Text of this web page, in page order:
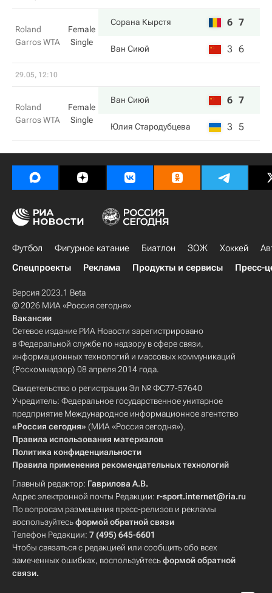
Roland
Garros WTA
Female
Single
Сорана Кырстя 6 7
Ван Сиюй 3 6
29.05, 12:10
Roland
Garros WTA
Female
Single
Ван Сиюй 6 7
Юлия Стародубцева 3 5
Футбол Фигурное катание Биатлон ЗОЖ Хоккей
Спецпроекты
Реклама Продукты и сервисы Пресс-
Версия 2023.1 Beta
© 2026 МИА «Россия сегодня»
Вакансии
Сетевое издание РИА Новости зарегистрировано
в Федеральной службе по надзору в сфере связи,
информационных технологий и массовых коммуникаций
(Роскомнадзор) 08 апреля 2014 года.
Свидетельство о регистрации Эл № ФС77-57640
Учредитель: Федеральное государственное унитарное
предприятие Международное информационное агентство
«Россия сегодня» (МИА «Россия сегодня»).
Правила использования материалов
Политика конфиденциальности
Правила применения рекомендательных технологий
Главный редактор: Гаврилова А.В.
Адрес электронной почты Редакции: r-sport.internet@ria.ru
По вопросам размещения пресс-релизов и рекламы
воспользуйтесьформой обратной связи
Телефон Редакции: 7 (495) 645-6601
Чтобы связаться с редакцией или сообщить обо всех
замеченных ошибках, воспользуйтесьформой обратной
связи.